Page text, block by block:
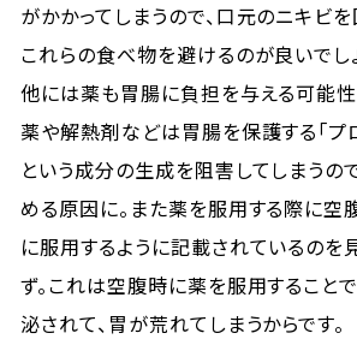
がかかってしまうので、口元のニキビ
これらの食べ物を避けるのが良いでし
他には薬も胃腸に負担を与える可能性
薬や解熱剤などは胃腸を保護する「プ
という成分の生成を阻害してしまうの
める原因に。また薬を服用する際に
に服用するように記載されているのを
ず。これは空腹時に薬を服用すること
泌されて、胃が荒れてしまうからです。